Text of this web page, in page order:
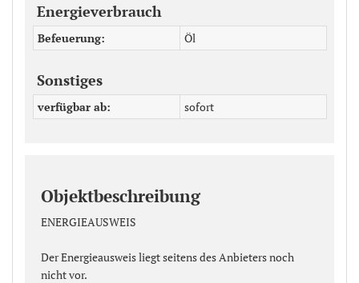
Energieverbrauch
Befeuerung Öl
Sonstiges
verfügbar ab sofort
Objektbeschreibung
ENERGIEAUSWEIS
Der Energieausweis liegt seitens des Anbieters noch
nicht vor.